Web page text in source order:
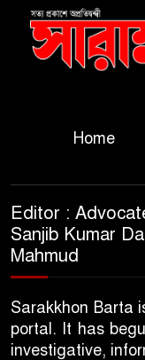
Home
Editor :
Sanjib Kumar
Mahmud
Sarakkhon Barta
portal. It has
investigative,